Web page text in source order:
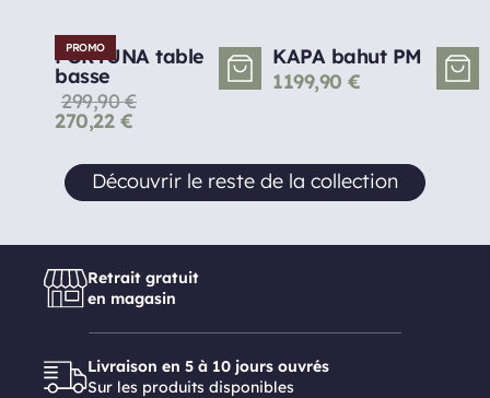
PROMO
FORTUNA table
basse
299,90€
270,22 €
KAPA bahut PM
1199,90 €
Découvrir le reste de la collection
Retrait gratuit
en magasin
Livraison en 5 à 10 jours ouvrés
Sur les produits disponibles